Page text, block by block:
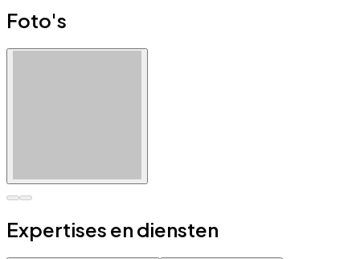
Foto's
Expertises en diensten